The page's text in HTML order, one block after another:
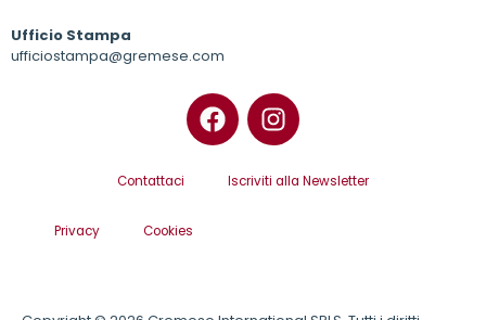
Ufficio Stampa
ufficiostampa@gremese.com
Contattaci Iscriviti alla Newsletter
Privacy Cookies